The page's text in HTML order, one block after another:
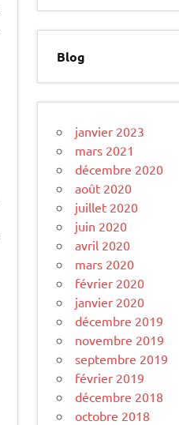
Blog
janvier 2023
mars 2021
décembre 2020
août 2020
juillet 2020
juin 2020
avril 2020
mars 2020
février 2020
janvier 2020
décembre 2019
novembre 2019
septembre 2019
février 2019
décembre 2018
octobre 2018